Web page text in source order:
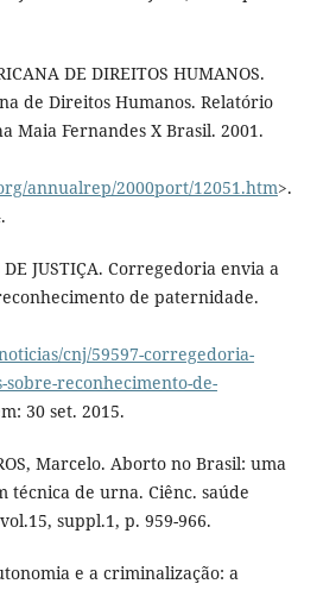
DE DIREITOS HUMANOS.
de Direitos Humanos. Relatório
Maia Fernandes X Brasil. 2001.
annualrep/2000port/12051.htm>.
DE JUSTIÇA. Corregedoria envia a
de paternidade.
cnj/59597-corregedoria-
reconhecimento-de-
30 set. 2015.
Marcelo. Aborto no Brasil: uma
técnica de urna. Ciênc. saúde
suppl.1, p. 959-966.
e a criminalização: a